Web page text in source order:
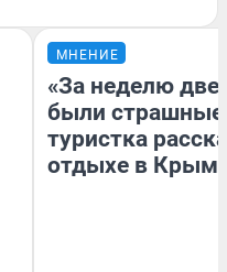
МНЕНИЕ
«За неделю две
были
туристка
отдыхе в